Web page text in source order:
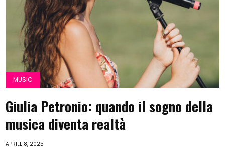
MUSIC
Giulia Petronio: quando il sogno della
musica diventa realtà
APRILE 8, 2025